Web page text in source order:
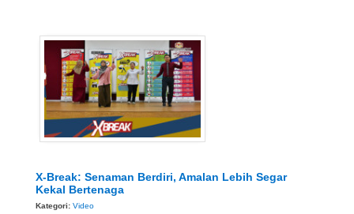
X-Break: Senaman Berdiri, Amalan Lebih Segar
Kekal Bertenaga
Kategori: Video